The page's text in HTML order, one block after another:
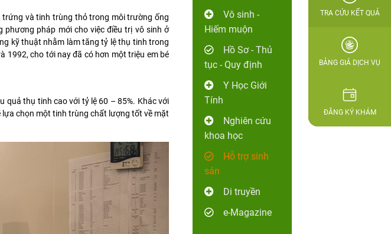
và tinh trùng thỏ trong môi trường ống
pháp mới cho việc điều trị vô sinh ở
kỹ thuật nhằm làm tăng tỷ lệ thụ tinh trong
1992, cho tới nay đã có hơn một triệu em bé
thụ tinh cao với tỷ lệ 60 – 85%. Khác với
chọn một tinh trùng chất lượng tốt về mặt
Vô sinh -
Hiếm muộn
Hồ Sơ - Thủ
tục - Quy định
Y Học Giới
Tính
Nghiên cứu
khoa học
Hỗ trợ sinh
sản
Di truyền
e-Magazine
TRA CỨU KẾT QUẢ
BẢNG GIÁ DỊCH VỤ
ĐĂNG KÝ KHÁM